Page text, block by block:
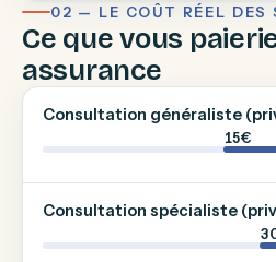
02 — LE COÛT RÉEL DES
Ce que vous
assurance
Consultation généraliste
15€
Consultation spécialiste